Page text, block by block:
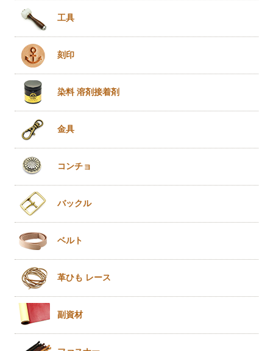
工具
刻印
染料 溶剤接着剤
金具
コンチョ
バックル
ベルト
革ひも レース
副資材